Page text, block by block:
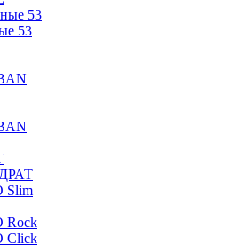
53
53
Slim
Rock
Click